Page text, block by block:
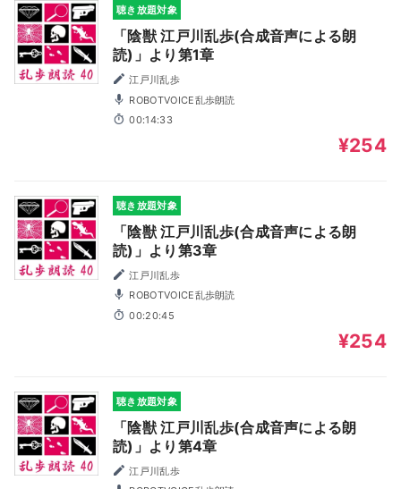
聴き放題対象
「陰獣 江戸川乱歩(合成音声による朗
読)」より第1章
江戸川乱歩
ROBOTVOICE乱歩朗読
00:14:33
¥254
聴き放題対象
「陰獣 江戸川乱歩(合成音声による朗
読)」より第3章
江戸川乱歩
ROBOTVOICE乱歩朗読
00:20:45
¥254
聴き放題対象
「陰獣 江戸川乱歩(合成音声による朗
読)」より第4章
江戸川乱歩